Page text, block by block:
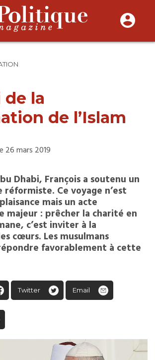
de la
de l’Islam
26 mars 2019
Dhabi, François a soutenu un
réformiste. Ce voyage n’est
mais un acte
majeur : prêcher la charité en
c’est inviter à la
cœurs. Les musulmans
favorablement à cette
Twitter Email